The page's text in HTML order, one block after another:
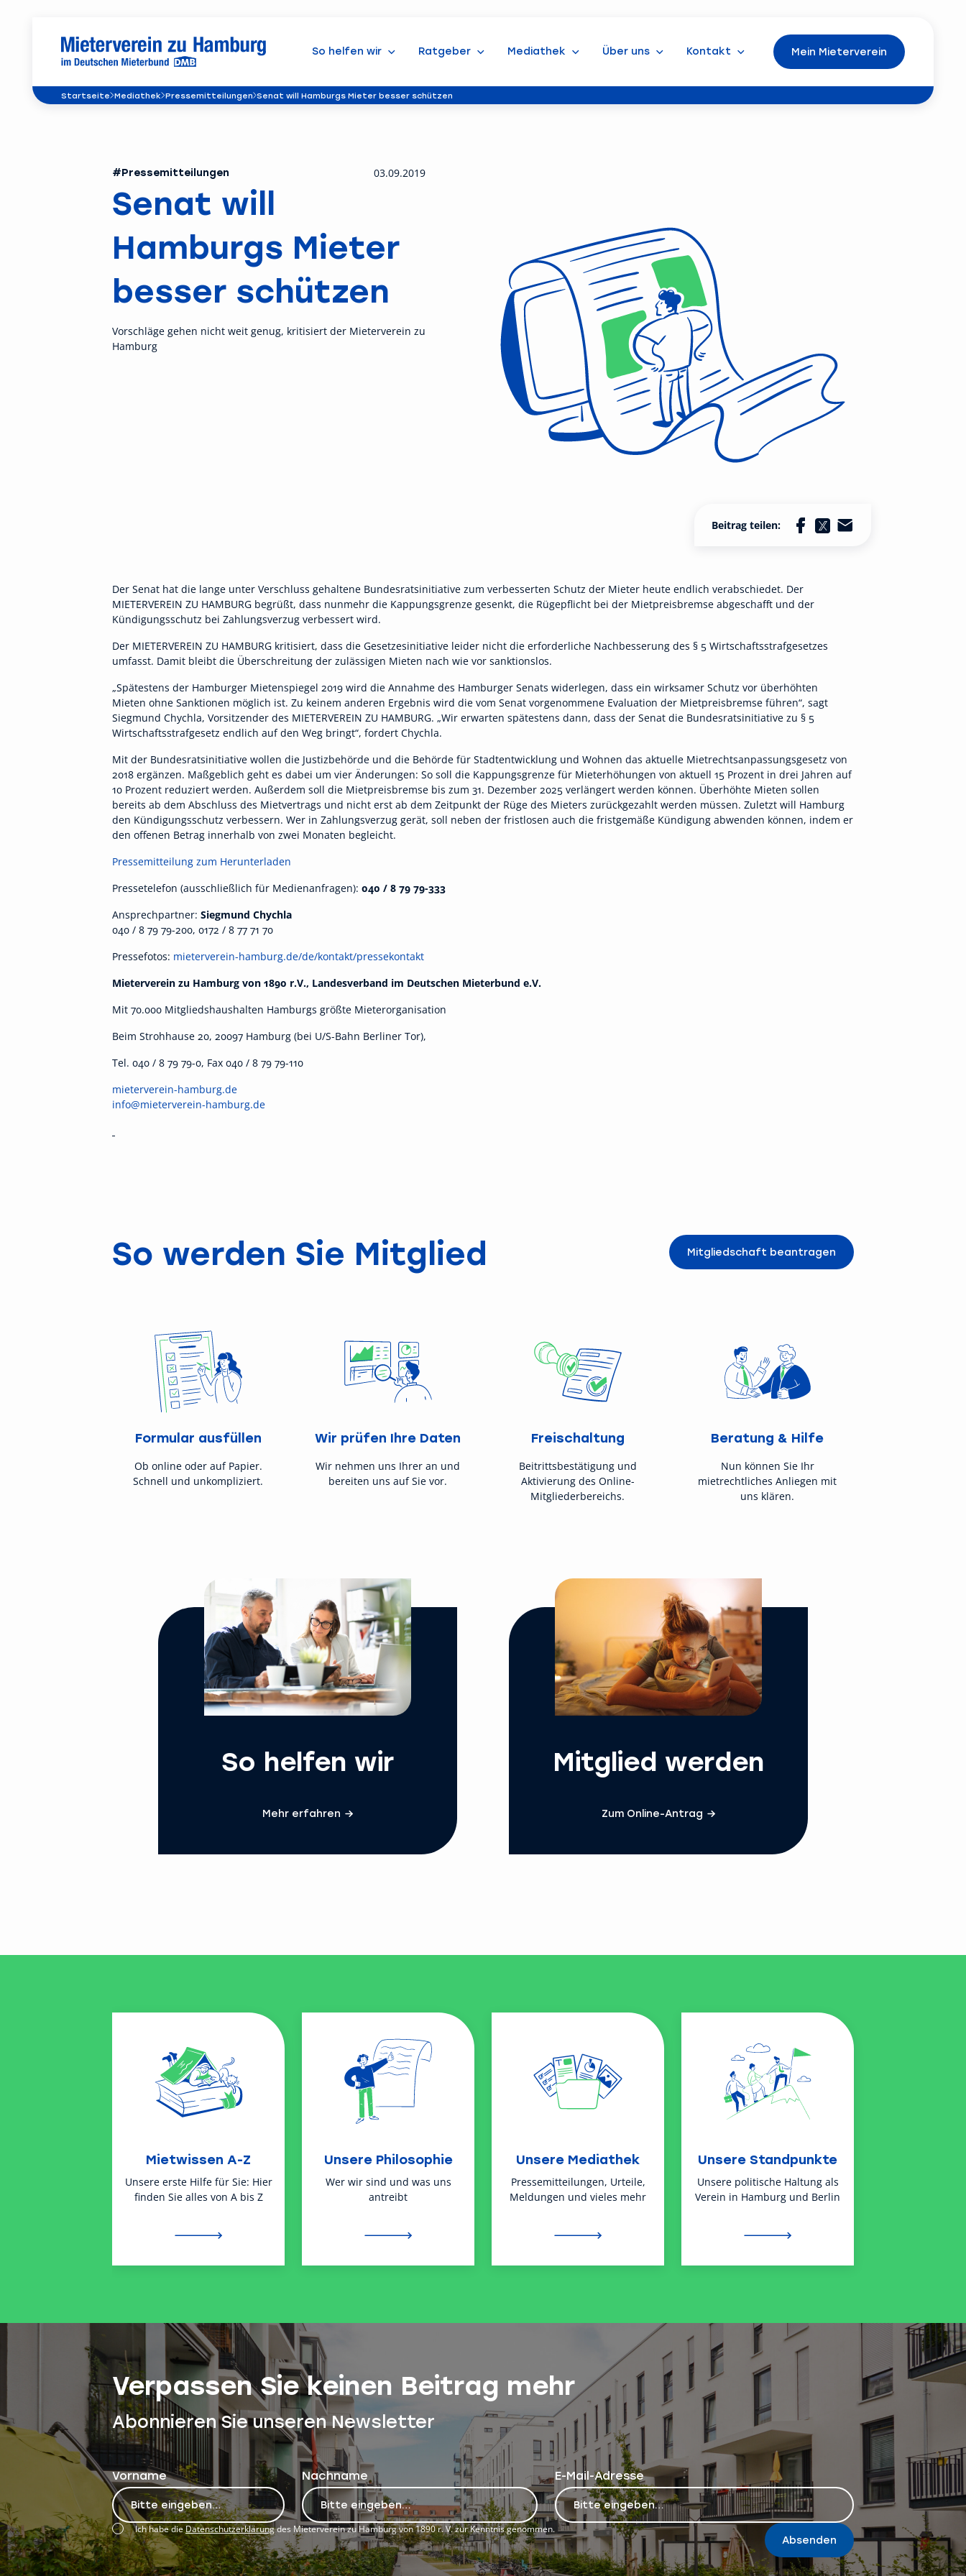
So helfen wir Ratgeber Mediathek Über uns Kontakt Mein Mieterverein
Startseite Mediathek Pressemitteilungen Senat will Hamburgs Mieter besser schützen
#Pressemitteilungen 03.09.2019
Senat will
Hamburgs Mieter
besser schützen
Vorschläge gehen nicht weit genug, kritisiert der Mieterverein zu
Hamburg
Beitrag teilen:
Der Senat hat die lange unter Verschluss gehaltene Bundesratsinitiative zum verbesserten Schutz der Mieter heute endlich verabschiedet. Der
MIETERVEREIN ZU HAMBURG begrüßt, dass nunmehr die Kappungsgrenze gesenkt, die Rügepflicht bei der Mietpreisbremse abgeschafft und der
Kündigungsschutz bei Zahlungsverzug verbessert wird.
Der MIETERVEREIN ZU HAMBURG kritisiert, dass die Gesetzesinitiative leider nicht die erforderliche Nachbesserung des § 5 Wirtschaftsstrafgesetzes
umfasst. Damit bleibt die Überschreitung der zulässigen Mieten nach wie vor sanktionslos.
„Spätestens der Hamburger Mietenspiegel 2019 wird die Annahme des Hamburger Senats widerlegen, dass ein wirksamer Schutz vor überhöhten
Mieten ohne Sanktionen möglich ist. Zu keinem anderen Ergebnis wird die vom Senat vorgenommene Evaluation der Mietpreisbremse führen“, sagt
Siegmund Chychla, Vorsitzender des MIETERVEREIN ZU HAMBURG. „Wir erwarten spätestens dann, dass der Senat die Bundesratsinitiative zu § 5
Wirtschaftsstrafgesetz endlich auf den Weg bringt“, fordert Chychla.
Mit der Bundesratsinitiative wollen die Justizbehörde und die Behörde für Stadtentwicklung und Wohnen das aktuelle Mietrechtsanpassungsgesetz von
2018 ergänzen. Maßgeblich geht es dabei um vier Änderungen: So soll die Kappungsgrenze für Mieterhöhungen von aktuell 15 Prozent in drei Jahren auf
10 Prozent reduziert werden. Außerdem soll die Mietpreisbremse bis zum 31. Dezember 2025 verlängert werden können. Überhöhte Mieten sollen
bereits ab dem Abschluss des Mietvertrags und nicht erst ab dem Zeitpunkt der Rüge des Mieters zurückgezahlt werden müssen. Zuletzt will Hamburg
den Kündigungsschutz verbessern. Wer in Zahlungsverzug gerät, soll neben der fristlosen auch die fristgemäße Kündigung abwenden können, indem er
den offenen Betrag innerhalb von zwei Monaten begleicht.
Pressemitteilung zum Herunterladen
Pressetelefon (ausschließlich für Medienanfragen): 040 / 8 79 79-333
Ansprechpartner: Siegmund Chychla
040 / 8 79 79-200, 0172 / 8 77 71 70
Pressefotos: mieterverein-hamburg.de/de/kontakt/pressekontakt
Mieterverein zu Hamburg von 1890 r.V., Landesverband im Deutschen Mieterbund e.V.
Mit 70.000 Mitgliedshaushalten Hamburgs größte Mieterorganisation
Beim Strohhause 20, 20097 Hamburg (bei U/S-Bahn Berliner Tor),
Tel. 040 / 8 79 79-0, Fax 040 / 8 79 79-110
mieterverein-hamburg.de
info@mieterverein-hamburg.de
So werden Sie Mitglied Mitgliedschaft beantragen
Formular ausfüllen
Ob online oder auf Papier.
Schnell und unkompliziert.
Wir prüfen Ihre Daten
Wir nehmen uns Ihrer an und
bereiten uns auf Sie vor.
Freischaltung
Beitrittsbestätigung und
Aktivierung des Online-
Mitgliederbereichs.
Beratung & Hilfe
Nun können Sie Ihr
mietrechtliches Anliegen mit
uns klären.
So helfen wir
Mehr erfahren
Mitglied werden
Zum Online-Antrag
Mietwissen A-Z
Unsere erste Hilfe für Sie: Hier
finden Sie alles von A bis Z
Unsere Philosophie
Wer wir sind und was uns
antreibt
Unsere Mediathek
Pressemitteilungen, Urteile,
Meldungen und vieles mehr
Unsere Standpunkte
Unsere politische Haltung als
Verein in Hamburg und Berlin
Verpassen Sie keinen Beitrag mehr
Abonnieren Sie unseren Newsletter
Vorname Nachname E-Mail-Adresse
Ich habe dieDatenschutzerklärungdes Mieterverein zu Hamburg von 1890 r. V. zur Kenntnis genommen.
Absenden